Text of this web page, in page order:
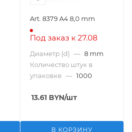
Art. 8379 A4 8,0 mm
Под заказ к 27.08
Диаметр (d) — 8 mm
Количество штук в
упаковке — 1000
13.61 BYN/шт
В КОРЗИНУ